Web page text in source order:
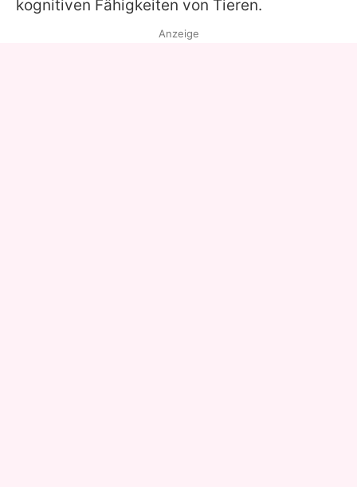
kognitiven Fähigkeiten von Tieren.
Anzeige